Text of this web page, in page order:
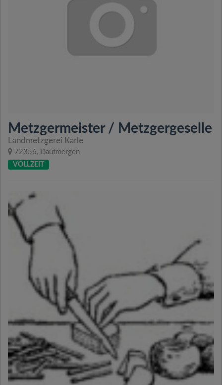
Metzgermeister / Metzgergeselle
Landmetzgerei Karle
72356, Dautmergen
VOLLZEIT